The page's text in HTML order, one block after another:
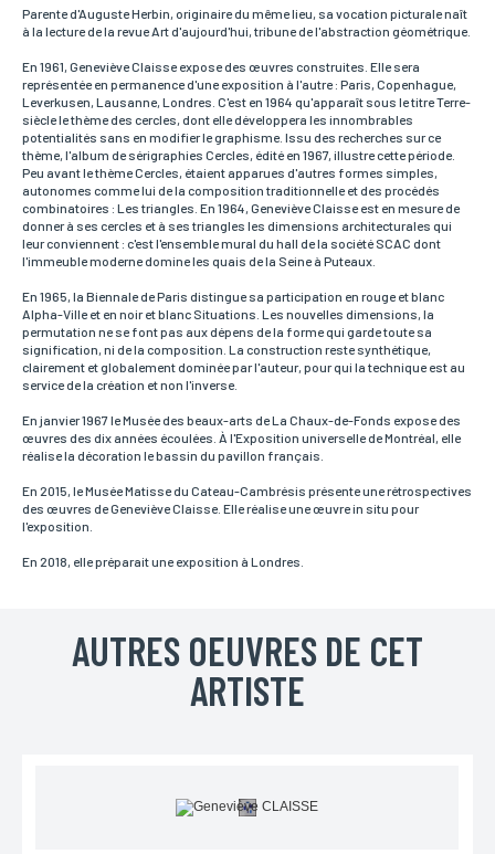
vous pouvez nous laisser vos nom et prénom.
Prénom*
Si vous souhaitez recevoir une réponse personnalisée,
vous pouvez nous laisser vos nom et prénom.
Email*
Votre adresse mail sert uniquement à vous répondre.
Téléphone
Si vous préférez que l’on vous contacte par téléphone,
vous pouvez indiquer votre numéro.
Adresse
Si vous souhaitez recevoir une réponse personnalisée,
Code postal
Si vous souhaitez recevoir une réponse personnalisée,
Parente d'Auguste Herbin, originaire du même lieu, sa vocation picturale naît
à la lecture de la revue Art d'aujourd'hui, tribune de l'abstraction géométrique.
En 1961, Geneviève Claisse expose des œuvres construites. Elle sera
représentée en permanence d'une exposition à l'autre : Paris, Copenhague,
Leverkusen, Lausanne, Londres. C'est en 1964 qu'apparaît sous le titre Terre-
siècle le thème des cercles, dont elle développera les innombrables
potentialités sans en modifier le graphisme. Issu des recherches sur ce
thème, l'album de sérigraphies Cercles, édité en 1967, illustre cette période.
Peu avant le thème Cercles, étaient apparues d'autres formes simples,
autonomes comme lui de la composition traditionnelle et des procédés
combinatoires : Les triangles. En 1964, Geneviève Claisse est en mesure de
donner à ses cercles et à ses triangles les dimensions architecturales qui
leur conviennent : c'est l'ensemble mural du hall de la société SCAC dont
l'immeuble moderne domine les quais de la Seine à Puteaux.
En 1965, la Biennale de Paris distingue sa participation en rouge et blanc
Alpha-Ville et en noir et blanc Situations. Les nouvelles dimensions, la
permutation ne se font pas aux dépens de la forme qui garde toute sa
signification, ni de la composition. La construction reste synthétique,
clairement et globalement dominée par l'auteur, pour qui la technique est au
service de la création et non l'inverse.
En janvier 1967 le Musée des beaux-arts de La Chaux-de-Fonds expose des
œuvres des dix années écoulées. À l'Exposition universelle de Montréal, elle
réalise la décoration le bassin du pavillon français.
En 2015, le Musée Matisse du Cateau-Cambrésis présente une rétrospectives
des œuvres de Geneviève Claisse. Elle réalise une œuvre in situ pour
l'exposition.
En 2018, elle préparait une exposition à Londres.
AUTRES OEUVRES DE CET
ARTISTE